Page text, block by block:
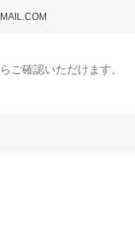
ご確認いただけます。